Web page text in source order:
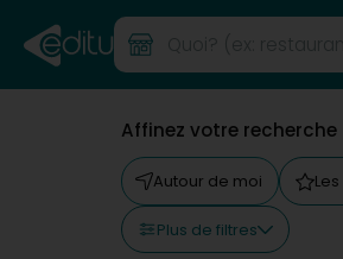
Affinez votre recherche
Autour de moi
Plus de filtres